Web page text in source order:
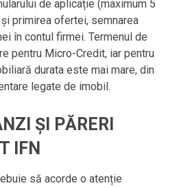
de aplicație (maximum 5
primirea ofertei, semnarea
în contul firmei. Termenul de
pentru Micro-Credit, iar pentru
durata este mai mare, din
legate de imobil.
ȘI PĂRERI
IFN
să acorde o atenție